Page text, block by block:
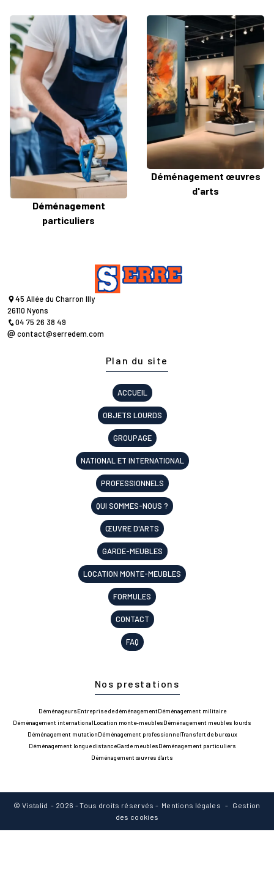
Déménagement
particuliers
Déménagement œuvres
d'arts
45 Allée du Charron Illy
26110 Nyons
04 75 26 38 49
contact@serredem.com
Plan du site
ACCUEIL
OBJETS LOURDS
GROUPAGE
NATIONAL ET INTERNATIONAL
PROFESSIONNELS
QUI SOMMES-NOUS ?
ŒUVRE D'ARTS
GARDE-MEUBLES
LOCATION MONTE-MEUBLES
FORMULES
CONTACT
FAQ
Nos prestations
DéménageursEntreprise de déménagementDéménagement militaire
Déménagement internationalLocation monte-meublesDéménagement meubles lourds
Déménagement mutationDéménagement professionnelTransfert de bureaux
Déménagement longue distanceGarde meublesDéménagement particuliers
Déménagement œuvres d'arts
©Vistalid - 2026 - Tous droits réservés - Mentions légales - Gestion
des cookies